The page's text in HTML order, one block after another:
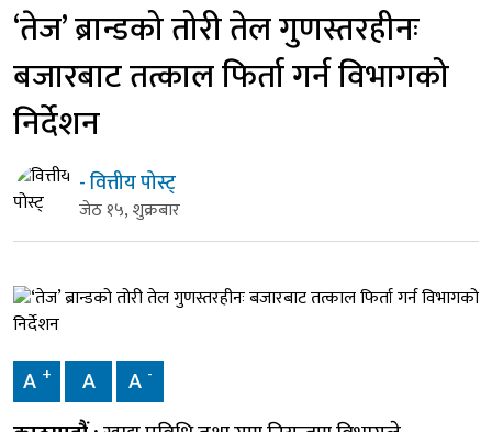
‘तेज’ ब्रान्डको तोरी तेल गुणस्तरहीनः
बजारबाट तत्काल फिर्ता गर्न विभागको
निर्देशन
- वित्तीय पोस्ट्
जेठ १५, शुक्रबार
A + A A -